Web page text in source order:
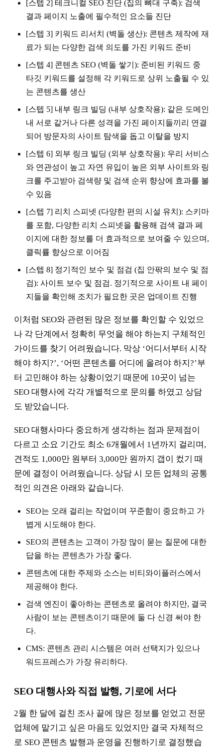
[스텝 2] 테크니컬 SEO 진단 (집의 뼈대 구축): 검색
결과 페이지 노출에 필수적인 요소들 진단
[스텝 3] 키워드 리서치 (벽돌 생산): 콘텐츠 제작에 재
료가 되는 다양한 검색 의도를 가진 키워드 준비
[스텝 4] 콘텐츠 SEO (벽돌 쌓기): 준비된 키워드 중
타깃 키워드를 설정해 각 키워드로 상위 노출될 수 있
는 콘텐츠를 생산
[스텝 5] 내부 링크 빌딩 (내부 상호작용): 같은 도메인
내 서로 같거나 다른 성격을 가진 페이지들끼리 연결
되어 방문자의 사이트 탐색을 돕고 이탈을 방지
[스텝 6] 외부 링크 빌딩 (외부 상호작용): 우리 서비스
와 연관성이 높고 자연 유입이 높은 외부 사이트와 링
크를 주고받아 검색량 및 검색 순위 향상에 효과를 볼
수 있음
[스텝 7] 리치 스피넷 (다양한 편의 시설 유치): 스키마
를 포함, 다양한 리치 스피넷을 활용해 검색 결과 페
이지에 대한 정보를 더 효과적으로 보여줄 수 있으며,
클릭률 향상으로 이어짐
[스텝 8] 정기적인 보수 및 점검 (집 안팎의 보수 및 점
검): 사이트 보수 및 점검. 정기적으로 사이트 내 페이
지들을 확인해 조치가 필요한 곳은 업데이트 진행
이처럼 SEO와 관련된 많은 정보를 확인할 수 있었으
나 각 단계에서 정확히 무엇을 해야 하는지 구체적인
가이드를 찾기 어려웠습니다. 막상 ‘어디서부터 시작
해야 하지?’, ‘어떤 콘텐츠를 어디에 올려야 하지?’부
터 고민해야 하는 상황이었기 때문에 10곳이 넘는
SEO 대행사에 각각 개별적으로 문의를 하였고 상담
도 받았습니다.
SEO 대행사마다 중요하게 생각하는 점과 문제점이
다르고 소요 기간도 최소 6개월에서 1년까지 걸리며,
견적도 1,000만 원부터 3,000만 원까지 갭이 컸기 때
문에 결정이 어려웠습니다. 상담 시 모든 업체의 공통
적인 의견은 아래와 같습니다.
SEO는 오래 걸리는 작업이며 꾸준함이 중요하고 가
볍게 시도해야 한다.
SEO의 콘텐츠는 고객이 가장 많이 묻는 질문에 대한
답을 하는 콘텐츠가 가장 좋다.
콘텐츠에 대한 주제와 소스는 비티와이플러스에서
제공해야 한다.
검색 엔진이 좋아하는 콘텐츠로 올려야 하지만, 결국
사람이 보는 콘텐츠이기 때문에 둘 다 신경 써야 한
다.
CMS: 콘텐츠 관리 시스템은 여러 선택지가 있으나
워드프레스가 가장 유리하다.
SEO 대행사와 직접 발행, 기로에 서다
2월 한 달에 걸친 조사 끝에 많은 정보를 얻었고 전문
업체에 맡기고 싶은 마음도 있었지만 결국 자체적으
로 SEO 콘텐츠 발행과 운영을 진행하기로 결정했습